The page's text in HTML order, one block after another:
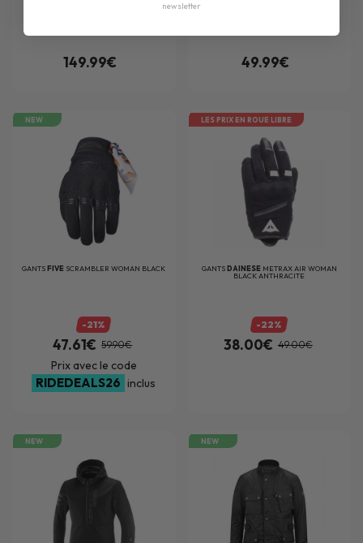
149.99€ 49.99€
NEW
GANTSFIVE SCRAMBLER WOMAN BLACK
-21%
47.61€ 59.90€
Prix avec le code
RIDEDEALS26 inclus
LES PRIX EN ROUE LIBRE
GANTSDAINESE METRAX AIR WOMAN
BLACK ANTHRACITE
-22%
38.00€ 49.00€
NEW NEW
newsletter